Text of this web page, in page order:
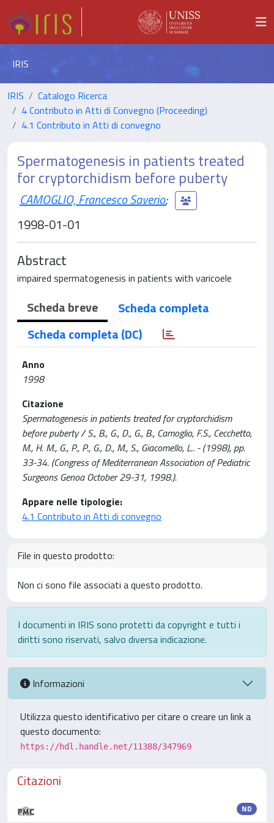
IRIS
IRIS
Catalogo Ricerca
4 Contributo in Atti di Convegno (Proceeding)
4.1 Contributo in Atti di convegno
Spermatogenesis in patients treated
for cryptorchidism before puberty
CAMOGLIO, Francesco Saverio;
1998-01-01
Abstract
impaired spermatogenesis in patients with varicoele
Scheda breve
Scheda completa
Scheda completa (DC)
Anno
1998
Citazione
Spermatogenesis in patients treated for cryptorchidism
before puberty / S., B., G., D., G., B., Camoglio, F.S., Cecchetto,
M., H. M., G., P., P., G., D., M., S., Giacomello, L.. - (1998), pp.
33-34. (Congress of Mediterranean Association of Pediatric
Surgeons Genoa October 29-31, 1998.).
Appare nelle tipologie:
4.1 Contributo in Atti di convegno
File in questo prodotto:
Non ci sono file associati a questo prodotto.
I documenti in IRIS sono protetti da copyright e tutti i
diritti sono riservati, salvo diversa indicazione.
Informazioni
Utilizza questo identificativo per citare o creare un link a
questo documento:
https://hdl.handle.net/11388/347969
Citazioni
ND